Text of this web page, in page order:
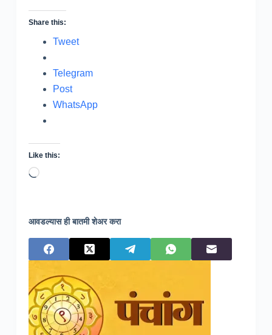
Share this:
Tweet
Telegram
Post
WhatsApp
Like this:
Loading…
आवडल्यास ही बातमी शेअर करा